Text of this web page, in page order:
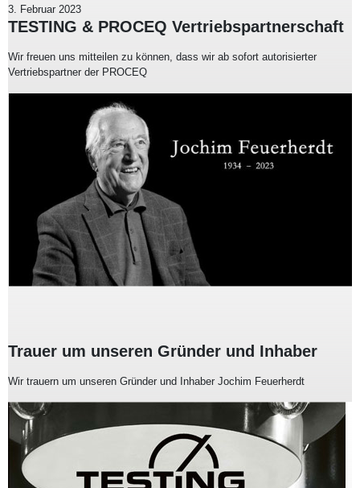
3. Februar 2023
TESTING & PROCEQ Vertriebspartnerschaft
Wir freuen uns mitteilen zu können, dass wir ab sofort autorisierter
Vertriebspartner der PROCEQ
Trauer um unseren Gründer und Inhaber
Wir trauern um unseren Gründer und Inhaber Jochim Feuerherdt